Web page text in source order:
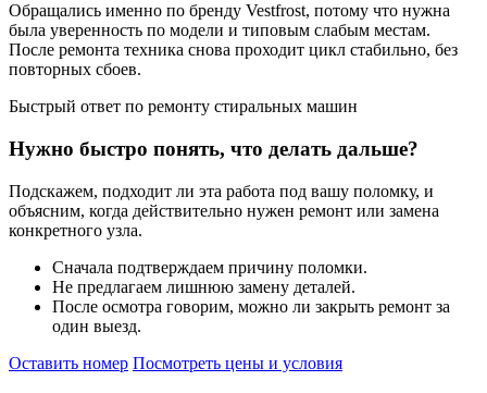
Обращались именно по бренду Vestfrost, потому что нужна
была уверенность по модели и типовым слабым местам.
После ремонта техника снова проходит цикл стабильно, без
повторных сбоев.
Быстрый ответ по ремонту стиральных машин
Нужно быстро понять, что делать дальше?
Подскажем, подходит ли эта работа под вашу поломку, и
объясним, когда действительно нужен ремонт или замена
конкретного узла.
Сначала подтверждаем причину поломки.
Не предлагаем лишнюю замену деталей.
После осмотра говорим, можно ли закрыть ремонт за
один выезд.
Оставить номер Посмотреть цены и условия